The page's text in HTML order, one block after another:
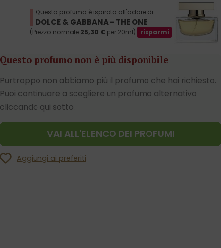
Questo profumo è ispirato all'odore di:
DOLCE & GABBANA - THE ONE
(Prezzo normale 25,30 € per 20ml) risparmi
Questo profumo non è più disponibile
Purtroppo non abbiamo più il profumo che hai richiesto.
Puoi continuare a scegliere un profumo alternativo
cliccando qui sotto.
VAI ALL'ELENCO DEI PROFUMI
Aggiungi ai preferiti